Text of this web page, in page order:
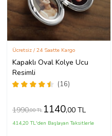
Kapaklı Oval Kolye Ucu
Resimli
(16)
Ücretsiz / 24 Saatte Kargo
1990,00 TL 1140,00 TL
414,20 TL'den Başlayan Taksitlerle